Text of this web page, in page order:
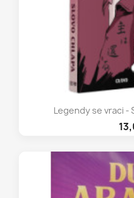
Legendy se vraci -